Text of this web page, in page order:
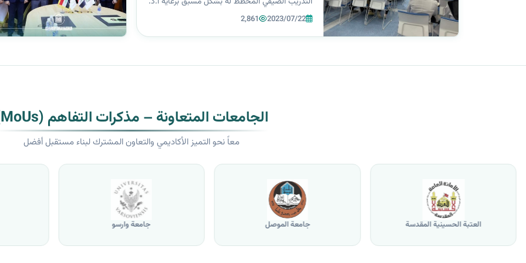
زينب الملا السلطاني رئيسة الجامعة وبإشراف من
2023/07/22
2,861
الجامعات المتعاونة – مذكرات التفاهم (MoUs)
معاً نحو التميز الأكاديمي والتعاون المشترك لبناء مستقبل أفضل
العتبة الحسينية المقدسة جامعة الموصل جامعة وارسو